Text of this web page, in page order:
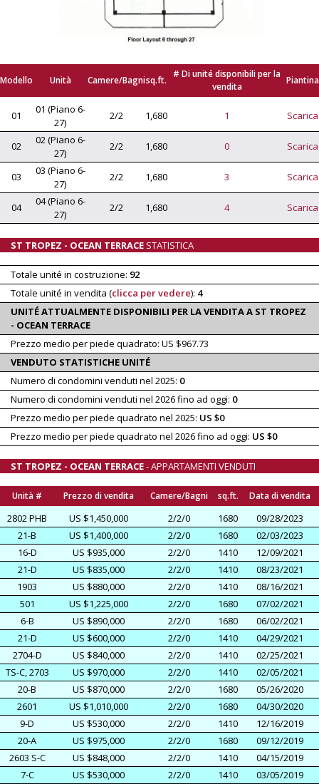
Modello Unità Camere/Bagnisq.ft.
# Di unité disponibili per la
vendita
Piantina
01
01 (Piano 6-
27)
2/2 1,680 1 Scarica
02
02 (Piano 6-
27)
2/2 1,680 0 Scarica
03
03 (Piano 6-
27)
2/2 1,680 3 Scarica
04
04 (Piano 6-
27)
2/2 1,680 4 Scarica
ST TROPEZ - OCEAN TERRACE STATISTICA
Totale unité in costruzione: 92
Totale unité in vendita (clicca per vedere): 4
UNITÉ ATTUALMENTE DISPONIBILI PER LA VENDITA A ST TROPEZ
- OCEAN TERRACE
Prezzo medio per piede quadrato: US $967.73
VENDUTO STATISTICHE UNITÉ
Numero di condomini venduti nel 2025: 0
Numero di condomini venduti nel 2026 fino ad oggi: 0
Prezzo medio per piede quadrato nel 2025: US $0
Prezzo medio per piede quadrato nel 2026 fino ad oggi: US $0
ST TROPEZ - OCEAN TERRACE- APPARTAMENTI VENDUTI
Unità # Prezzo di vendita Camere/Bagni sq.ft. Data di vendita
2802 PHB US $1,450,000 2/2/0 1680
09/28/2023
21-B
US $1,400,000 2/2/0 1680
02/03/2023
16-D
US $935,000 2/2/0 1410
12/09/2021
21-D
US $835,000 2/2/0 1410
08/23/2021
1903
US $880,000 2/2/0 1410
08/16/2021
501
US $1,225,000 2/2/0 1680
07/02/2021
6-B
US $890,000 2/2/0 1680
06/02/2021
21-D
US $600,000 2/2/0 1410
04/29/2021
2704-D
US $840,000 2/2/0 1410
02/25/2021
TS-C, 2703
US $970,000 2/2/0 1410
02/05/2021
20-B
US $870,000 2/2/0 1680
05/26/2020
2601
US $1,010,000 2/2/0 1680
04/30/2020
9-D
US $530,000 2/2/0 1410
12/16/2019
20-A
US $975,000 2/2/0 1680
09/12/2019
2603 S-C
US $848,000 2/2/0 1410
04/15/2019
7-C
US $530,000 2/2/0 1410
03/05/2019